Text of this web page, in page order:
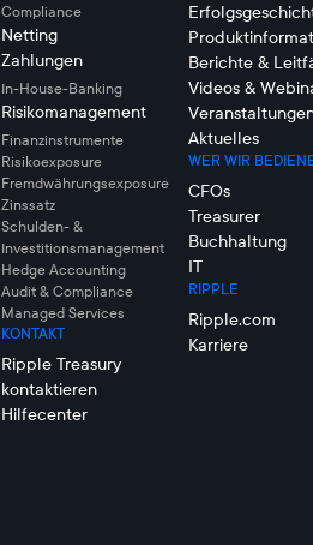
Compliance
Netting
Zahlungen
In-House-Banking
Risikomanagement
Finanzinstrumente
Risikoexposure
Fremdwährungsexposure
Zinssatz
Schulden- &
Investitionsmanagement
Hedge Accounting
Audit & Compliance
Managed Services
KONTAKT
Ripple Treasury
kontaktieren
Hilfecenter
Berichte &
Videos &
Aktuelles
WER WIR
CFOs
Treasurer
Buchhaltung
IT
RIPPLE
Ripple.com
Karriere